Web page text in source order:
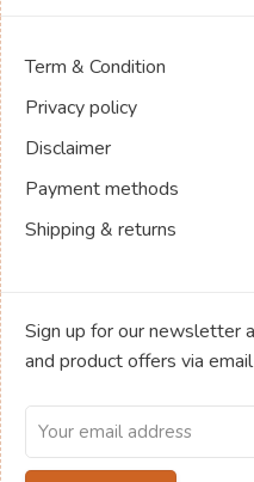
Term & Condition
Privacy policy
Disclaimer
Payment methods
Shipping & returns
Sign up for our newsletter
and product offers via email